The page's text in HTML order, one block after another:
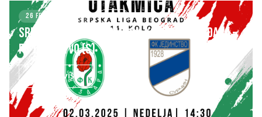
26 FEBRUARY 2025 KLUB
SRPSKA LIGA – BEOGRAD 14. kolo: FK ZVEZDARA –
FK JEDINSTVO (S)
SAZNAJ VIŠE